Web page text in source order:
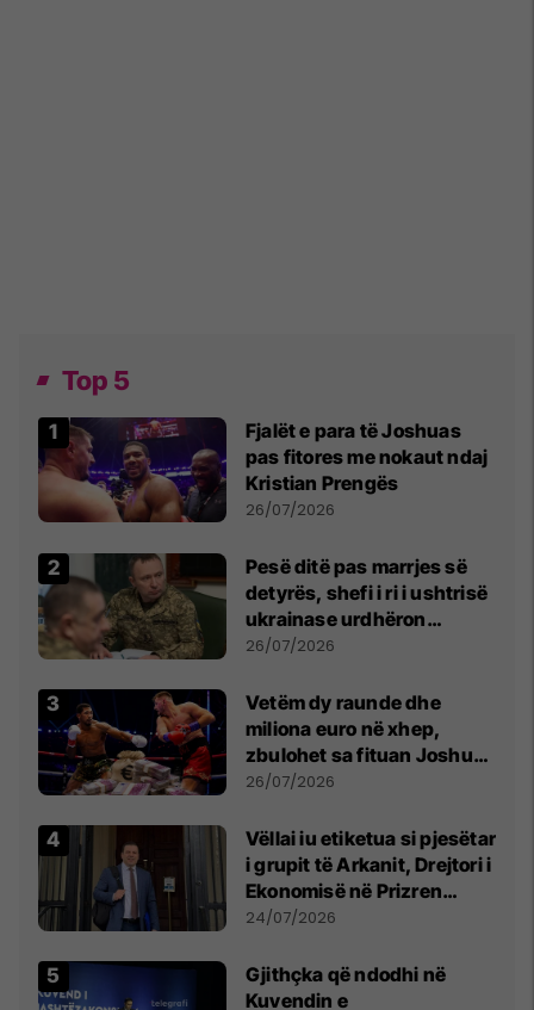
Top 5
Fjalët e para të Joshuas
pas fitores me nokaut ndaj
Kristian Prengës
26/07/2026
Pesë ditë pas marrjes së
detyrës, shefi i ri i ushtrisë
ukrainase urdhëron
kontroll të madh
26/07/2026
Vetëm dy raunde dhe
miliona euro në xhep,
zbulohet sa fituan Joshua
e Prenga
26/07/2026
Vëllai iu etiketua si pjesëtar
i grupit të Arkanit, Drejtori i
Ekonomisë në Prizren
mohon pretendimet
24/07/2026
Gjithçka që ndodhi në
Kuvendin e